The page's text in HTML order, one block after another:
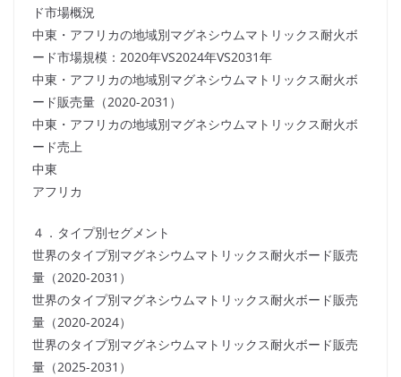
ド市場概況
中東・アフリカの地域別マグネシウムマトリックス耐火ボ
ード市場規模：2020年VS2024年VS2031年
中東・アフリカの地域別マグネシウムマトリックス耐火ボ
ード販売量（2020-2031）
中東・アフリカの地域別マグネシウムマトリックス耐火ボ
ード売上
中東
アフリカ
４．タイプ別セグメント
世界のタイプ別マグネシウムマトリックス耐火ボード販売
量（2020-2031）
世界のタイプ別マグネシウムマトリックス耐火ボード販売
量（2020-2024）
世界のタイプ別マグネシウムマトリックス耐火ボード販売
量（2025-2031）